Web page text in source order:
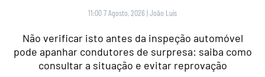
11:00 7 Agosto, 2026 |João Luís
Não verificar isto antes da inspeção automóvel
pode apanhar condutores de surpresa: saiba como
consultar a situação e evitar reprovação